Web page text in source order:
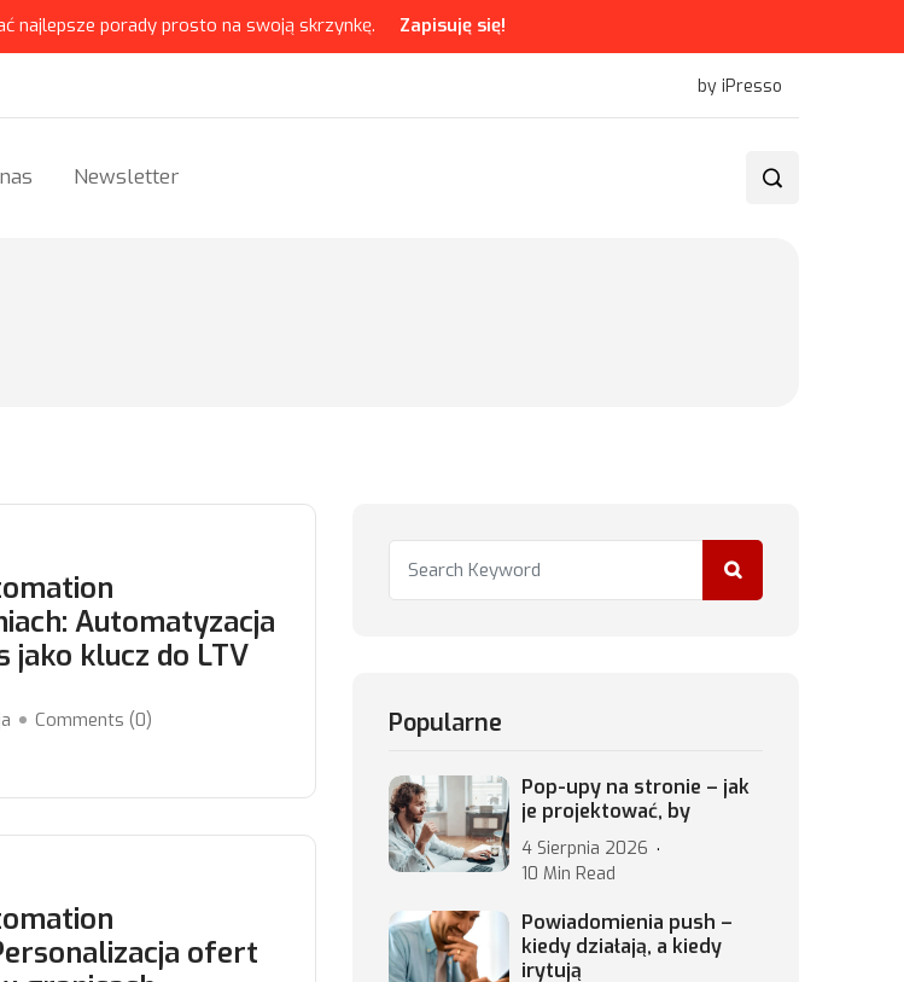
najlepsze porady prosto na swoją skrzynkę. Zapisuję się!
by iPresso
Newsletter
Automatyzacja
jako klucz do LTV
Comments (0)
ofert
Popularne
Pop-upy na stronie – jak
je projektować, by
4 Sierpnia 2026
10 Min Read
Powiadomienia push –
kiedy działają, a kiedy
irytują